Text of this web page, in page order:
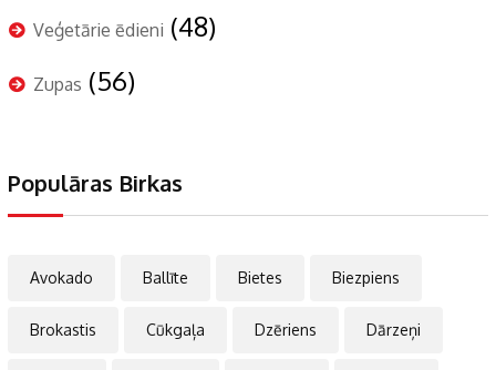
Veģetārie ēdieni (48)
Zupas (56)
Populāras Birkas
Avokado Ballīte Bietes Biezpiens
Brokastis Cūkgaļa Dzēriens Dārzeņi